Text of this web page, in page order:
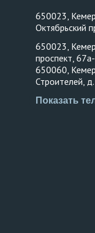
650023,
Октябрьский
650023,
проспект,
650060,
Строителей,
Показать